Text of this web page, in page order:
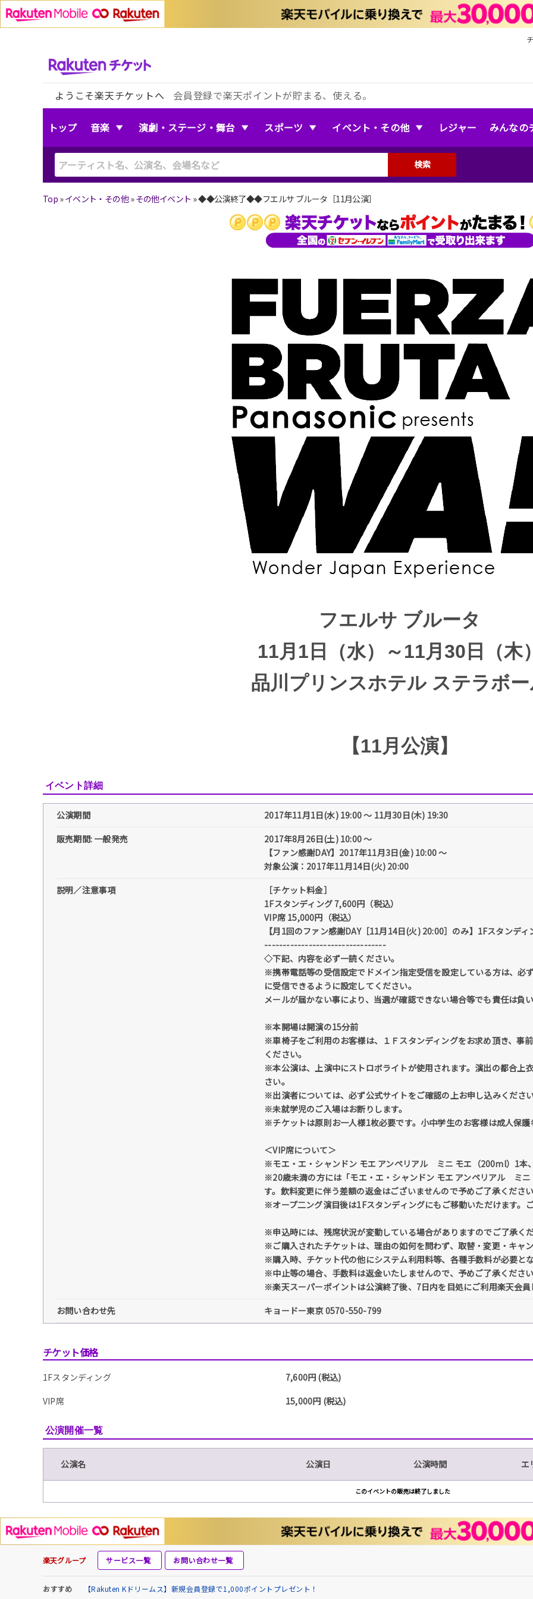
ようこそ楽天チケットへ 会員登録で楽天ポイントが貯まる、使える。
トップ 音楽 演劇・ステージ・舞台 スポーツ イベント・その他 レジャー みんなの
検索
Top »イベント・その他»その他イベント »◆◆公演終了◆◆フエルサ ブルータ［11月公演］
フエルサ ブルータ
11月1日（水）～11月30日（木
品川プリンスホテル ステラボ
【11月公演】
イベント詳細
公演期間
2017年11月1日(水) 19:00 〜 11月30日(木) 19:30
販売期間: 一般発売
2017年8月26日(土) 10:00 〜
【ファン感謝DAY】2017年11月3日(金) 10:00 〜
対象公演：2017年11月14日(火) 20:00
説明／注意事項
［チケット料金］
1Fスタンディング 7,600円（税込）
VIP席 15,000円（税込）
【月1回のファン感謝DAY［11月14日(火) 20:00］のみ】1Fスタンデ
---------------------------------
◇下記、内容を必ず一読ください。
※携帯電話等の受信設定でドメイン指定受信を設定している方は、
に受信できるように設定してください。
メールが届かない事により、当選が確認できない場合等でも責任は負
※本開場は開演の15分前
※車椅子をご利用のお客様は、１Ｆスタンディングをお求め頂き、事
ください。
※本公演は、上演中にストロボライトが使用されます。演出の都合上
さい。
※出演者については、必ず公式サイトをご確認の上お申し込みくださ
※未就学児のご入場はお断りします。
※チケットは原則お一人様1枚必要です。小中学生のお客様は成人保
＜VIP席について＞
※モエ・エ・シャンドン モエ アンペリアル ミニ モエ（200ml）1
※20歳未満の方には「モエ・エ・シャンドン モエ アンペリアル ミ
す。飲料変更に伴う差額の返金はございませんので予めご了承くださ
※オープ二ング演目後は1Fスタンディングにもご移動いただけます。
※申込時には、残席状況が変動している場合がありますのでご了承く
※ご購入されたチケットは、理由の如何を問わず、取替・変更・キャ
※購入時、チケット代の他にシステム利用料等、各種手数料が必要と
※中止等の場合、手数料は返金いたしませんので、予めご了承くださ
※楽天スーパーポイントは公演終了後、7日内を目処にご利用楽天会
お問い合わせ先
キョードー東京 0570-550-799
チケット価格
1Fスタンディング
7,600円 (税込)
VIP席
15,000円 (税込)
公演開催一覧
公演名 公演日 公演時間 エ
このイベントの販売は終了しました
楽天グループ サービス一覧 お問い合わせ一覧
おすすめ 【Rakuten Kドリームス】新規会員登録で1,000ポイントプレゼント！